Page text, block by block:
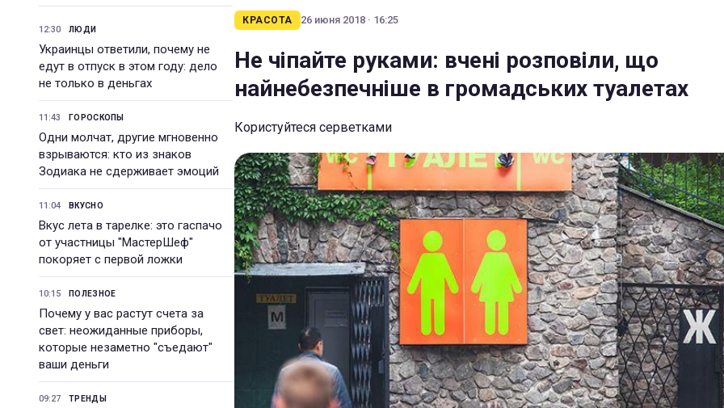
12:30 ЛЮДИ
Украинцы ответили, почему не
едут в отпуск в этом году: дело
не только в деньгах
11:43 ГОРОСКОПЫ
Одни молчат, другие мгновенно
взрываются: кто из знаков
Зодиака не сдерживает эмоций
11:04 ВКУСНО
Вкус лета в тарелке: это гаспачо
от участницы "МастерШеф"
покоряет с первой ложки
10:15 ПОЛЕЗНОЕ
Почему у вас растут счета за
свет: неожиданные приборы,
которые незаметно "съедают"
ваши деньги
09:27 ТРЕНДЫ
КРАСОТА 26 июня 2018 · 16:25
Не чіпайте руками: вчені розповіли, що
найнебезпечніше в громадських туалетах
Користуйтеся серветками